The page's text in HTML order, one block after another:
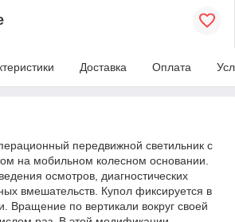
Доставка Оплата
передвижной светильник с
на мобильном колесном основании.
осмотров, диагностических
вмешательств. Купол фиксируется в
Вращение по вертикали вокруг своей